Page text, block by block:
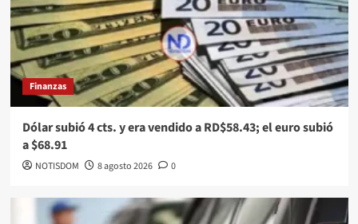
Finanzas
Dólar subió 4 cts. y era vendido a RD$58.43; el euro subió
a $68.91
NOTISDOM 8 agosto 2026 0